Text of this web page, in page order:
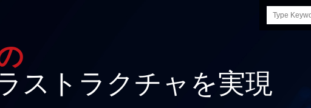
Search
this
ラクチャを実現